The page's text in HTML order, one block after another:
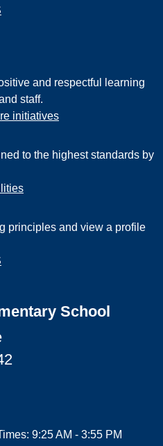
and respectful learning
staff.
initiatives
to the highest standards by
principles and view a profile
School
9:25 AM - 3:55 PM